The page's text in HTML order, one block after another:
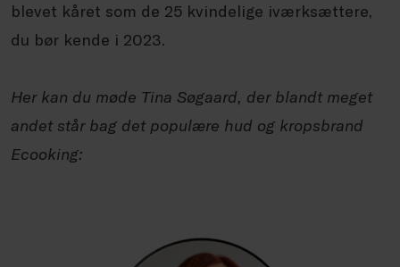
blevet kåret som de 25 kvindelige iværksættere,
du bør kende i 2023.
Her kan du møde Tina Søgaard, der blandt meget
andet står bag det populære hud og kropsbrand
Ecooking: